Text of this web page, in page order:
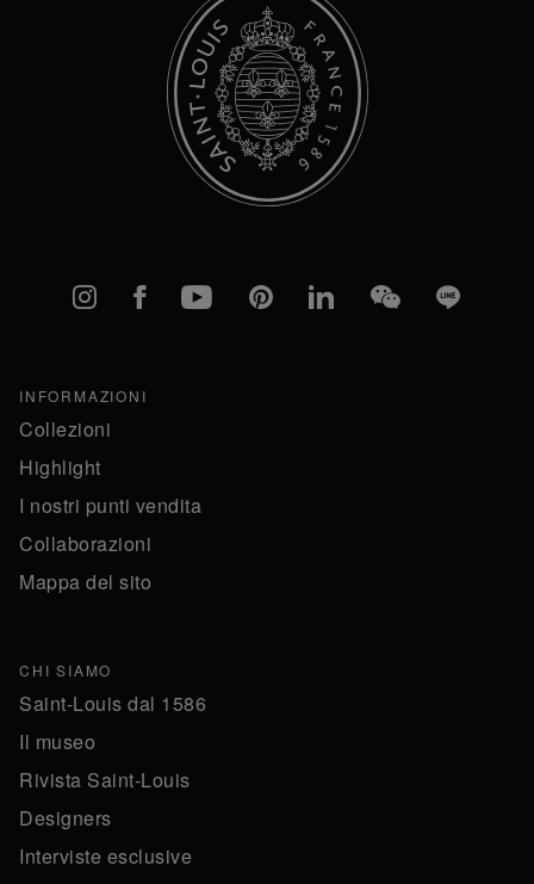
Instagram
FacebookYouTubePinterestlinkedInWeChatLine
INFORMAZIONI
Collezioni
Highlight
I nostri punti vendita
Collaborazioni
Mappa del sito
CHI SIAMO
Saint-Louis dal 1586
Il museo
Rivista Saint-Louis
Designers
Interviste esclusive